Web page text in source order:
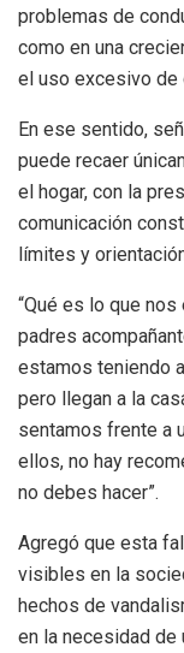
problemas de
como en una
el uso excesivo
En ese sentido,
puede recaer
el hogar, con la
comunicación
límites y
“Qué es lo que
padres
estamos teniendo
pero llegan a la
sentamos frente a
ellos, no hay
no debes hacer”.
Agregó que esta
visibles en la
hechos de
en la necesidad de